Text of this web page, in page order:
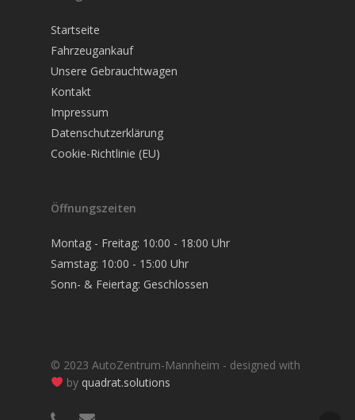
Startseite
Fahrzeugankauf
Unsere Gebrauchtwagen
Kontakt
Impressum
Datenschutzerklärung
Cookie-Richtlinie (EU)
Öffnungszeiten
Montag - Freitag: 10:00 - 18:00 Uhr
Samstag: 10:00 - 15:00 Uhr
Sonn- & Feiertag: Geschlossen
© 2023 AutoZentrum-Mannheim - designed with
by quadrat.solutions